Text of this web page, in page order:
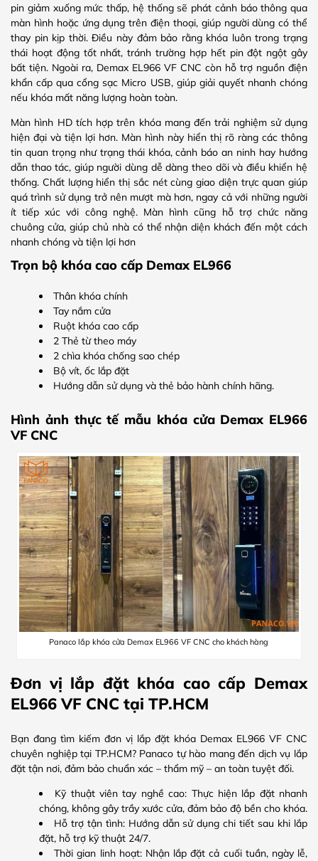
pin giảm xuống mức thấp, hệ thống sẽ phát cảnh báo thông qua
màn hình hoặc ứng dụng trên điện thoại, giúp người dùng có thể
thay pin kịp thời. Điều này đảm bảo rằng khóa luôn trong trạng
thái hoạt động tốt nhất, tránh trường hợp hết pin đột ngột gây
bất tiện. Ngoài ra, Demax EL966 VF CNC còn hỗ trợ nguồn điện
khẩn cấp qua cổng sạc Micro USB, giúp giải quyết nhanh chóng
nếu khóa mất năng lượng hoàn toàn.
Màn hình HD tích hợp trên khóa mang đến trải nghiệm sử dụng
hiện đại và tiện lợi hơn. Màn hình này hiển thị rõ ràng các thông
tin quan trọng như trạng thái khóa, cảnh báo an ninh hay hướng
dẫn thao tác, giúp người dùng dễ dàng theo dõi và điều khiển hệ
thống. Chất lượng hiển thị sắc nét cùng giao diện trực quan giúp
quá trình sử dụng trở nên mượt mà hơn, ngay cả với những người
ít tiếp xúc với công nghệ. Màn hình cũng hỗ trợ chức năng
chuông cửa, giúp chủ nhà có thể nhận diện khách đến một cách
nhanh chóng và tiện lợi hơn
Trọn bộ khóa cao cấp Demax EL966
Thân khóa chính
Tay nắm cửa
Ruột khóa cao cấp
2 Thẻ từ theo máy
2 chìa khóa chống sao chép
Bộ vít, ốc lắp đặt
Hướng dẫn sử dụng và thẻ bảo hành chính hãng.
Hình ảnh thực tế mẫu khóa cửa Demax EL966
VF CNC
Panaco lắp khóa cửa Demax EL966 VF CNC cho khách hàng
Đơn vị lắp đặt khóa cao cấp Demax
EL966 VF CNC tại TP.HCM
Bạn đang tìm kiếm đơn vị lắp đặt khóa Demax EL966 VF CNC
chuyên nghiệp tại TP.HCM? Panaco tự hào mang đến dịch vụ lắp
đặt tận nơi, đảm bảo chuẩn xác – thẩm mỹ – an toàn tuyệt đối.
Kỹ thuật viên tay nghề cao: Thực hiện lắp đặt nhanh
chóng, không gây trầy xước cửa, đảm bảo độ bền cho khóa.
Hỗ trợ tận tình: Hướng dẫn sử dụng chi tiết sau khi lắp
đặt, hỗ trợ kỹ thuật 24/7.
Thời gian linh hoạt: Nhận lắp đặt cả cuối tuần, ngày lễ,